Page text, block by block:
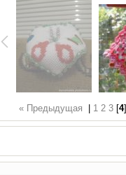
« Предыдущая 1 2 3[4]